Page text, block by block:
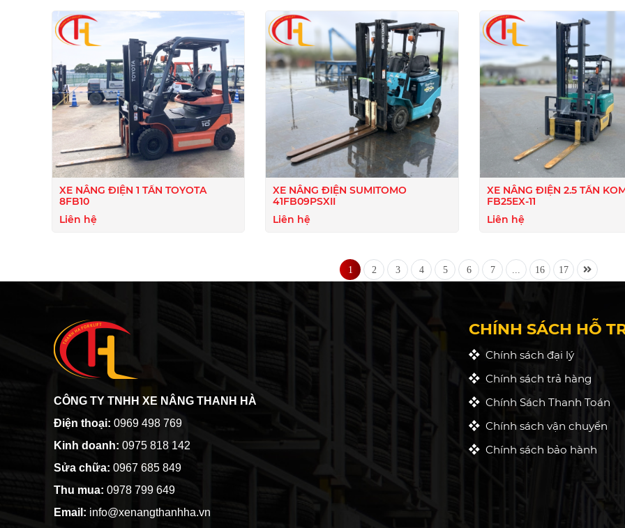
XE NÂNG ĐIỆN 1 TẤN TOYOTA
8FB10
Liên hệ
XE NÂNG ĐIỆN SUMITOMO
41FB09PSXII
Liên hệ
XE NÂNG ĐIỆN 2.5 TẤN KOMATSU
FB25EX-11
Liên hệ
1 2 3 4 5 6 7 16 17
CÔNG TY TNHH XE NÂNG THANH HÀ
Điện thoại: 0969 498 769
Kinh doanh: 0975 818 142
Sửa chữa: 0967 685 849
Thu mua: 0978 799 649
Email: info@xenangthanhha.vn
CHÍNH SÁCH HỖ
Chính sách đại lý
Chính sách trả hàng
Chính Sách Thanh Toán
Chính sách vận chuyển
Chính sách bảo hành